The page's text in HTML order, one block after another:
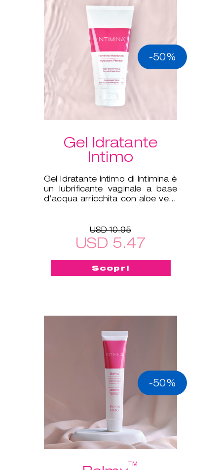
-50%
Gel Idratante
Intimo
Gel Idratante Intimo di Intimina è
un lubrificante vaginale a base
d’acqua arricchita con aloe vera
USD 10.95
USD 5.47
Scopri
-50%
™